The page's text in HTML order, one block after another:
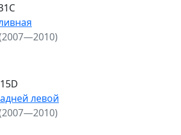
левой